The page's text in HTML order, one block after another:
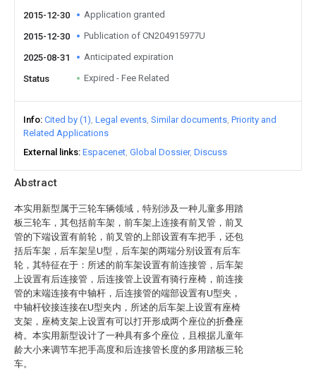
Abstract
本实用新型属于三轮车辆领域，特别涉及一种儿童多用踏
板三轮车，其包括前车架，前车架上连接有前叉管，前叉
管的下端设置有前轮，前叉管的上部设置有车把手，还包
括后车架，后车架呈U型，后车架的两端分别设置有后车
轮，其特征在于：所述的前车架设置有前连接管，后车架
上设置有后连接管，后连接管上设置有骑行座椅，前连接
管的末端连接有中轴杆，后连接管的端部设置有U型夹，
中轴杆铰接连接在U型夹内，所述的后车架上设置有座椅
支架，座椅支架上设置有可以打开形成两个座位的折叠座
椅。本实用新型设计了一种具有多个座位，且根据儿童年
龄大小来调节车把手高度和后连接管长度的多用踏板三轮
车。
2015-12-30 Application granted
2015-12-30 Publication of CN204915977U
2025-08-31 Anticipated expiration
Status Expired - Fee Related
Info Cited by (1) Legal events Similar documents Priority and
Related Applications
External links Espacenet Global Dossier Discuss